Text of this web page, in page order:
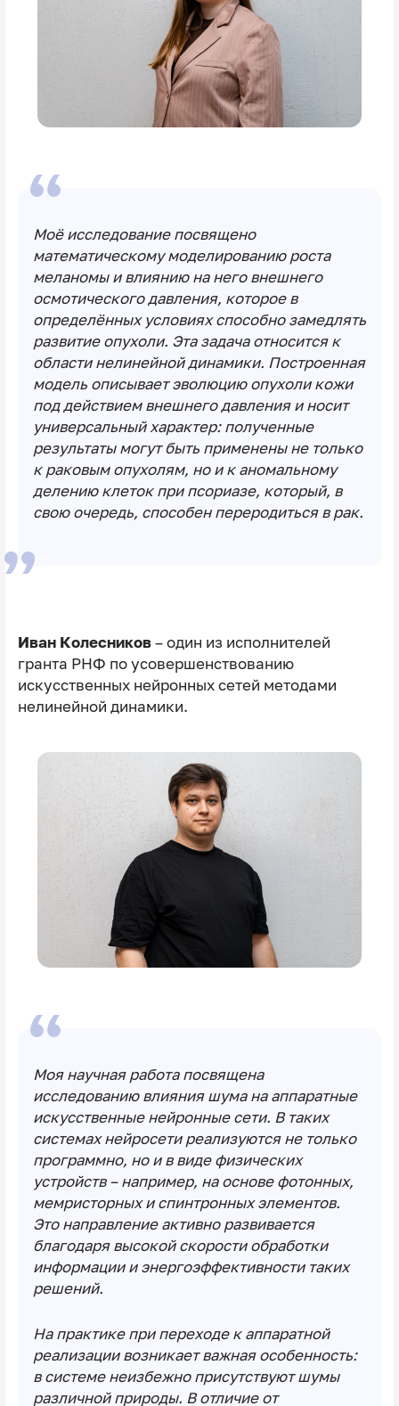
Моё исследование посвящено
математическому моделированию роста
меланомы и влиянию на него внешнего
осмотического давления, которое в
определённых условиях способно замедлять
развитие опухоли. Эта задача относится к
области нелинейной динамики. Построенная
модель описывает эволюцию опухоли кожи
под действием внешнего давления и носит
универсальный характер: полученные
результаты могут быть применены не только
к раковым опухолям, но и к аномальному
делению клеток при псориазе, который, в
свою очередь, способен переродиться в рак.
Иван Колесников– один из исполнителей
гранта РНФ по усовершенствованию
искусственных нейронных сетей методами
нелинейной динамики.
Моя научная работа посвящена
исследованию влияния шума на аппаратные
искусственные нейронные сети. В таких
системах нейросети реализуются не только
программно, но и в виде физических
устройств – например, на основе фотонных,
мемристорных и спинтронных элементов.
Это направление активно развивается
благодаря высокой скорости обработки
информации и энергоэффективности таких
решений.
На практике при переходе к аппаратной
реализации возникает важная особенность:
в системе неизбежно присутствуют шумы
различной природы. В отличие от